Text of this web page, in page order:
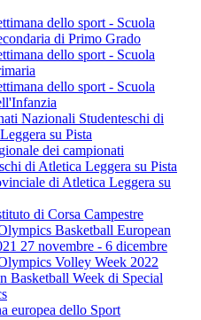
dello sport - Scuola
di Primo Grado
dello sport - Scuola
dello sport - Scuola
Nazionali Studenteschi di
su Pista
dei campionati
di Atletica Leggera su Pista
di Atletica Leggera su
di Corsa Campestre
Basketball European
27 novembre - 6 dicembre
Volley Week 2022
Basketball Week di Special
europea dello Sport